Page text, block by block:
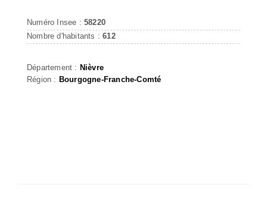
Numéro Insee : 58220
Nombre d'habitants :612
Département : Nièvre
Région : Bourgogne-Franche-Comté